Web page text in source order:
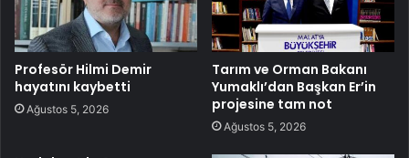
Profesör Hilmi Demir
hayatını kaybetti
Ağustos 5, 2026
Tarım ve Orman Bakanı
Yumaklı’dan Başkan Er’in
projesine tam not
Ağustos 5, 2026